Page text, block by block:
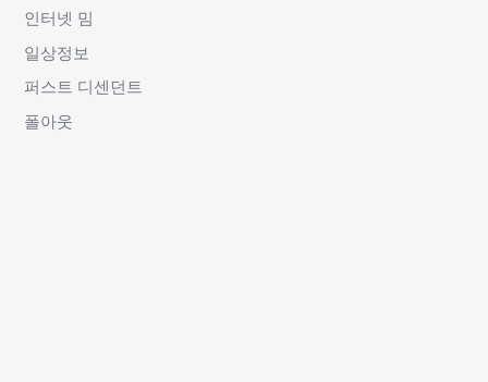
인터넷 밈
일상정보
퍼스트 디센던트
폴아웃